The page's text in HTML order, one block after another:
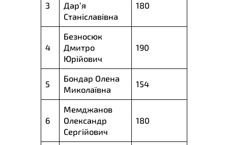
3
Дар’я
Станіславівна
180
4
Безносюк
Дмитро
Юрійович
190
5
Бондар Олена
Миколаївна
154
6
Мемджанов
Олександр
Сергійович
180